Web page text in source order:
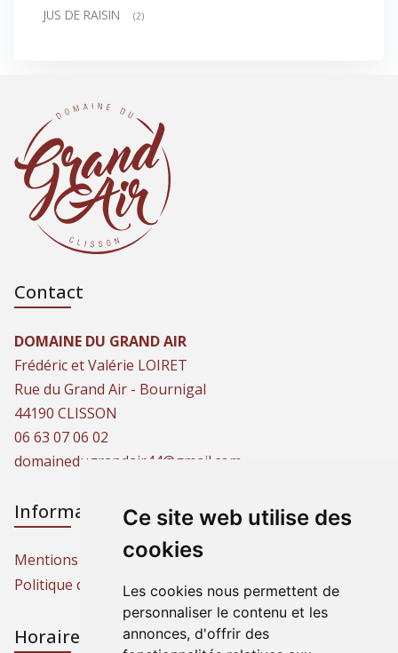
Ce site web utilise des
cookies
Les cookies nous permettent de
personnaliser le contenu et les
annonces, d'offrir des
JUS DE RAISIN (2)
Contact
DOMAINE DU GRAND AIR
Frédéric et Valérie LOIRET
Rue du Grand Air - Bournigal
44190 CLISSON
06 63 07 06 02
domainedugrandair44@gmail.com
Informations
Mentions légales
Politique de protection des données
Horaires d'ouverture